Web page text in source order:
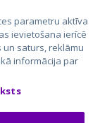
parametru aktīva
ievietošana ierīcē
saturs, reklāmu
informācija par